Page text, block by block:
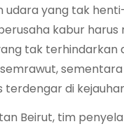
udara yang tak
kabur harus
tak terhindarkan
terdengar di
Beirut, tim